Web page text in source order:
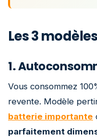
Les 3
1.
Vous consommez
revente. Modèle
batterie importante
parfaitement